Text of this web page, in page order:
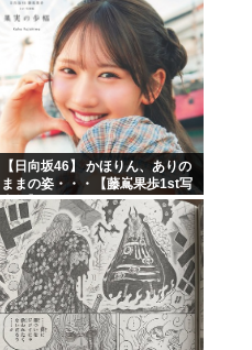
【日向坂46】 かほりん、ありの
ままの姿・・・【藤嶌果歩1st写
真集】